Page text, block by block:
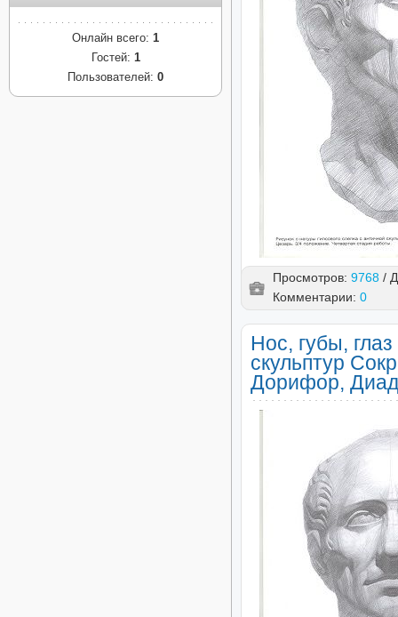
Просмотров: 9768 /
Комментарии: 0
Нос, губы,
скульптур
Дорифор,
Онлайн всего: 1
Гостей: 1
Пользователей: 0